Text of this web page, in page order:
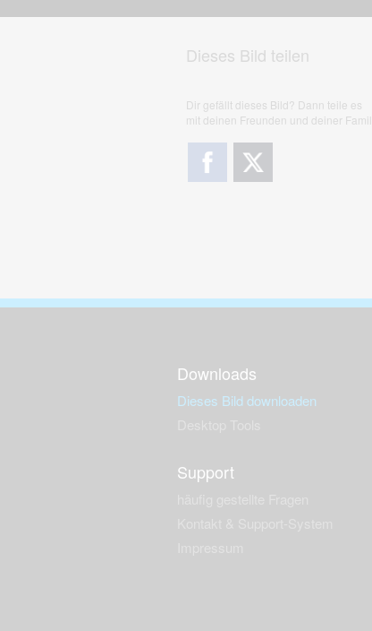
Dieses Bild teilen
Dir gefällt dieses Bild? Dann teile es
mit deinen Freunden und deiner
Downloads
Dieses Bild downloaden
Support